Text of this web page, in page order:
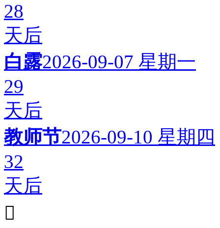
28
天后
白露2026-09-07 星期一
29
天后
教师节2026-09-10 星期四
32
天后
